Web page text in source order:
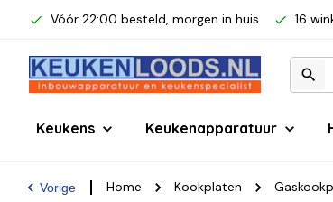
Vóór 22:00 besteld, morgen in huis 16
Keukens Keukenapparatuur
Vorige Home Kookplaten